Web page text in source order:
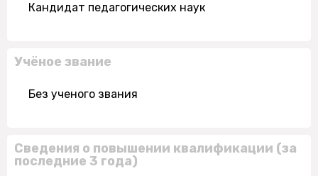
Кандидат педагогических наук
Учёное звание
Без ученого звания
Сведения о повышении квалификации (за
последние 3 года)